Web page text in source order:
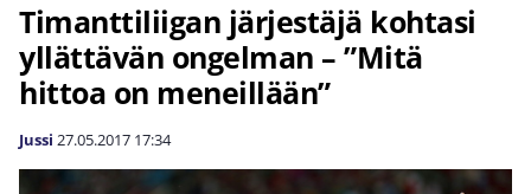
Timanttiliigan järjestäjä kohtasi
yllättävän ongelman – ”Mitä
hittoa on meneillään”
Jussi 27.05.2017 17:34